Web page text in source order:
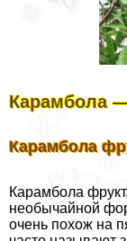
Карамбола
Карамбола
Карамбола
необычайной
очень похож на